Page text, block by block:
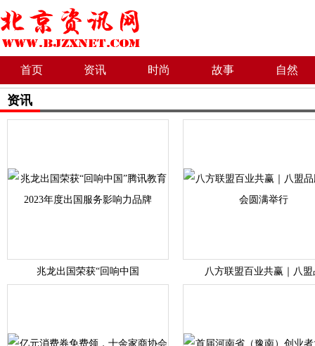
首页 资讯 时尚 故事 自然
资讯
兆龙出国荣获“回响中国 八方联盟百业共赢｜八盟